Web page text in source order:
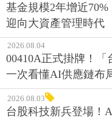
基金規模2年增近
迎向大資產管理時代
2026.08.04
00410A正式掛牌！「
一次看懂AI供應鏈布
2026.08.03
台股科技新兵登場！